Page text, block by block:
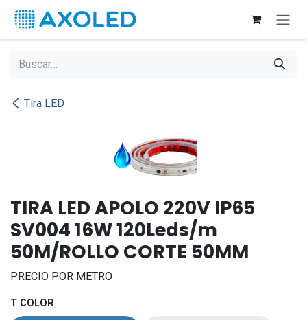
Ir al contenido
Tira LED
TIRA LED APOLO 220V IP65
SV004 16W 120Leds/m
50M/ROLLO CORTE 50MM
PRECIO POR METRO
T COLOR